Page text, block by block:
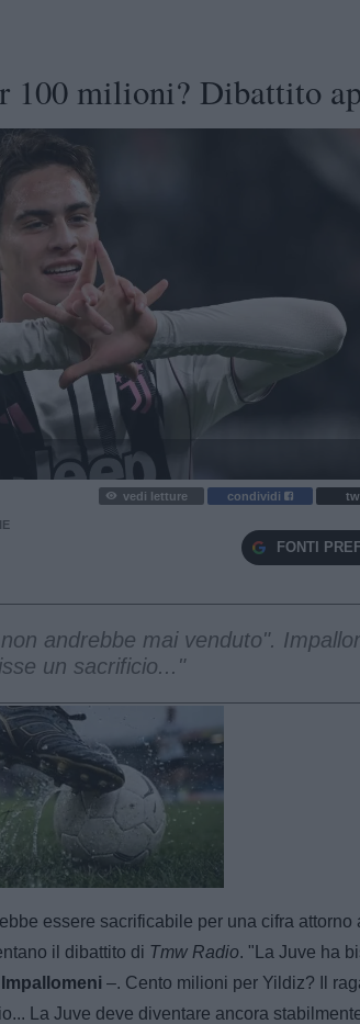
100 milioni? Dibattito
vedi letture condividi
FONTI
andrebbe mai venduto".
un sacrificio..."
Loaded
100.00%
essere sacrificabile per una cifra attorno
il dibattito di Tmw Radio. "La Juve ha
–. Cento milioni per Yildiz? Il
La Juve deve diventare ancora